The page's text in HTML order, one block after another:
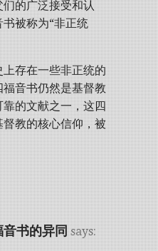
的广泛接受和认
被称为“非正统
存在一些非正统的
音书仍然是基督教
的文献之一，这四
教的核心信仰，被
书的异同 says: